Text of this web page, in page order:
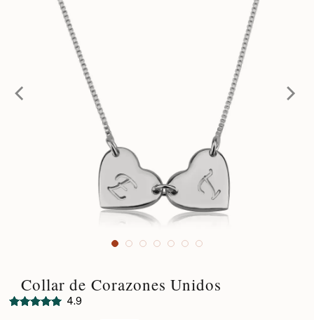
Collar de Corazones Unidos
4.9